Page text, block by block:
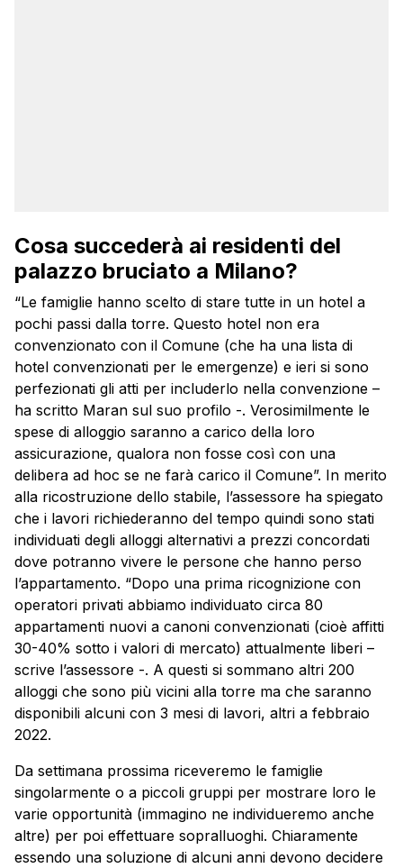
Cosa succederà ai residenti del
palazzo bruciato a Milano?
“Le famiglie hanno scelto di stare tutte in un hotel a
pochi passi dalla torre. Questo hotel non era
convenzionato con il Comune (che ha una lista di
hotel convenzionati per le emergenze) e ieri si sono
perfezionati gli atti per includerlo nella convenzione –
ha scritto Maran sul suo profilo -. Verosimilmente le
spese di alloggio saranno a carico della loro
assicurazione, qualora non fosse così con una
delibera ad hoc se ne farà carico il Comune”. In merito
alla ricostruzione dello stabile, l’assessore ha spiegato
che i lavori richiederanno del tempo quindi sono stati
individuati degli alloggi alternativi a prezzi concordati
dove potranno vivere le persone che hanno perso
l’appartamento. “Dopo una prima ricognizione con
operatori privati abbiamo individuato circa 80
appartamenti nuovi a canoni convenzionati (cioè affitti
30-40% sotto i valori di mercato) attualmente liberi –
scrive l’assessore -. A questi si sommano altri 200
alloggi che sono più vicini alla torre ma che saranno
disponibili alcuni con 3 mesi di lavori, altri a febbraio
2022.
Da settimana prossima riceveremo le famiglie
singolarmente o a piccoli gruppi per mostrare loro le
varie opportunità (immagino ne individueremo anche
altre) per poi effettuare sopralluoghi. Chiaramente
essendo una soluzione di alcuni anni devono decidere